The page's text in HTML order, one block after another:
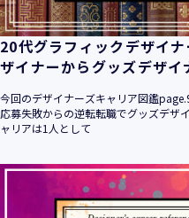
20代グラフィックデザイ
ザイナーからグッズデザイ
今回のデザイナーズキャリア図鑑
応募失敗からの逆転転職でグッズデザ
ャリアは1人として